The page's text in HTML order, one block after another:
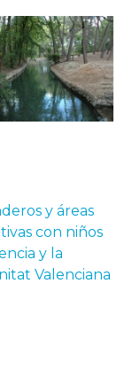
con niños
y la
Valenciana